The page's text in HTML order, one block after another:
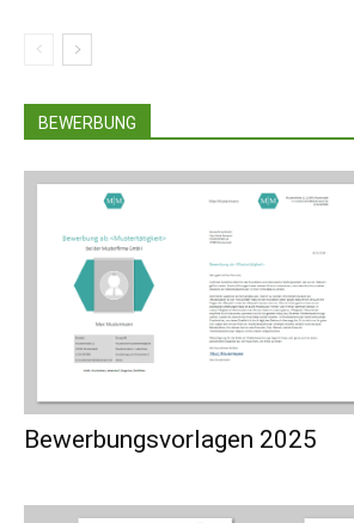
BEWERBUNG
Bewerbungsvorlagen 2025